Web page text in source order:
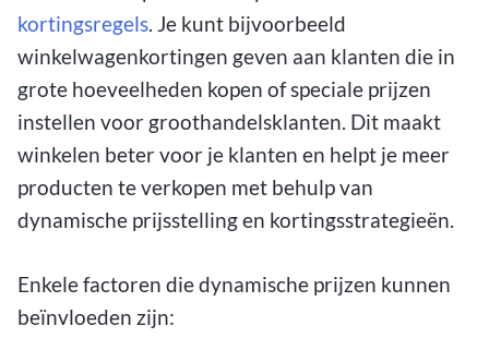
kortingsregels. Je kunt bijvoorbeeld
winkelwagenkortingen geven aan klanten die in
grote hoeveelheden kopen of speciale prijzen
instellen voor groothandelsklanten. Dit maakt
winkelen beter voor je klanten en helpt je meer
producten te verkopen met behulp van
dynamische prijsstelling en kortingsstrategieën.
Enkele factoren die dynamische prijzen kunnen
beïnvloeden zijn: